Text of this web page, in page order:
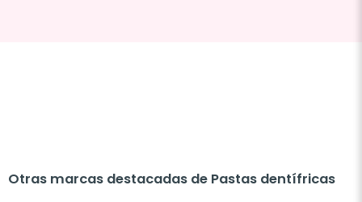
Otras marcas destacadas de Pastas dentífricas